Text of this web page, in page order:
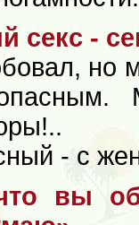
секс -
но
- с
вы